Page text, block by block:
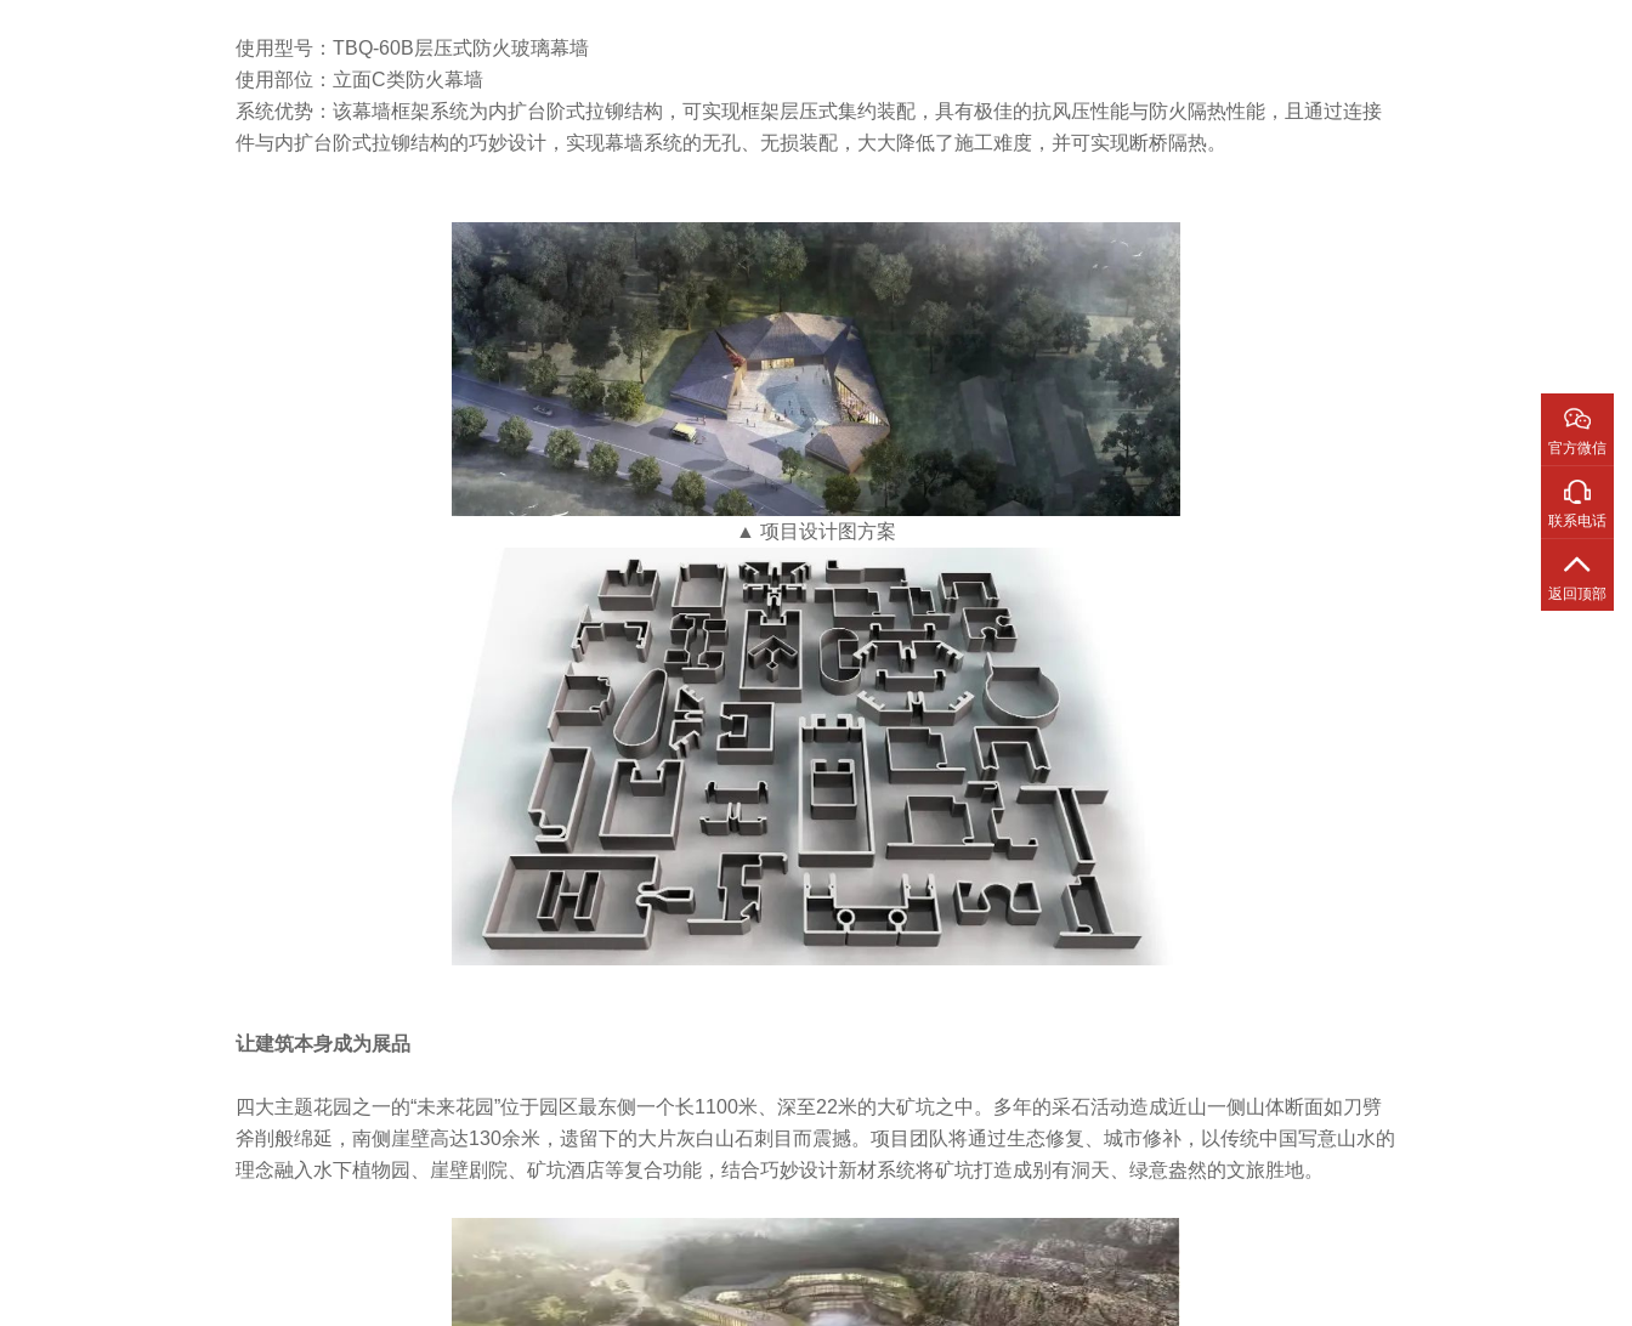
使用型号：TBQ-60B层压式防火玻璃幕墙
使用部位：立面C类防火幕墙
系统优势：该幕墙框架系统为内扩台阶式拉铆结构，可实现框架层压式集约装配，具有极佳的抗风压性能与防火隔热性能，且通过连接
件与内扩台阶式拉铆结构的巧妙设计，实现幕墙系统的无孔、无损装配，大大降低了施工难度，并可实现断桥隔热。
▲ 项目设计图方案
让建筑本身成为展品
四大主题花园之一的“未来花园”位于园区最东侧一个长1100米、深至22米的大矿坑之中。多年的采石活动造成近山一侧山体断面如刀劈
斧削般绵延，南侧崖壁高达130余米，遗留下的大片灰白山石刺目而震撼。项目团队将通过生态修复、城市修补，以传统中国写意山水的
理念融入水下植物园、崖壁剧院、矿坑酒店等复合功能，结合巧妙设计新材系统将矿坑打造成别有洞天、绿意盎然的文旅胜地。
官方微信
联系电话
返回顶部